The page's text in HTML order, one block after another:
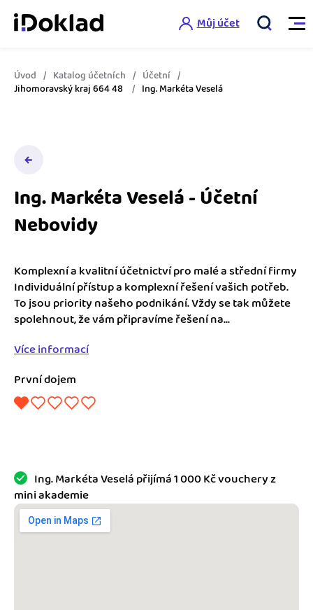
Vlastnosti
Správa kontaktů
Hlídání cashflow
Spolupráce s účetní
Propojení na další systémy
Spřátelené účetní
Katalog doplňků
Nápověda
Jak začít podnikat
Jak se vyznat ve fakturaci
Blog
mini akademie
Šablony faktur
Šablona pro plátce DPH
Šablona pro neplátce DPH
Registrovat ZDARMA
Můj účet
Úvod Katalog účetních
Účetní
Jihomoravský kraj 664 48
Ing. Markéta Veselá
Ing. Markéta Veselá - Účetní
Nebovidy
Komplexní a kvalitní účetnictví pro malé a střední firmy
Individuální přístup a komplexní řešení vašich potřeb.
To jsou priority našeho podnikání. Vždy se tak můžete
spolehnout, že vám připravíme řešení na...
Více informací
První dojem
Ing. Markéta Veselá přijímá 1 000 Kč vouchery z
mini akademie